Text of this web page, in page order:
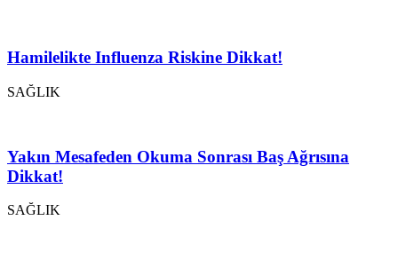
Hamilelikte Influenza Riskine Dikkat!
SAĞLIK
Yakın Mesafeden Okuma Sonrası Baş Ağrısına
Dikkat!
SAĞLIK